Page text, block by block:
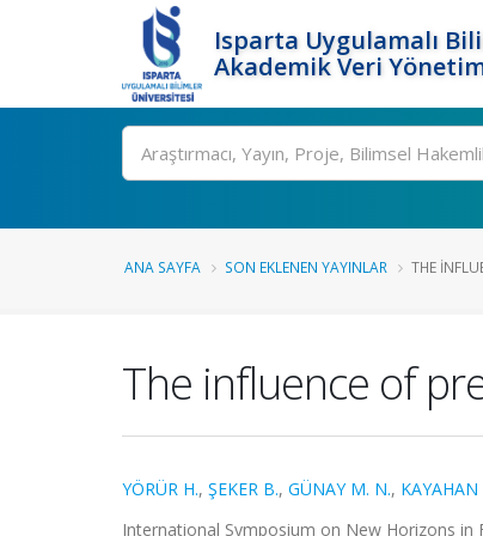
Isparta Uygulamalı
Akademik Veri
Ara
ANA SAYFA SON EKLENEN YAYINLAR THE
The influence of
YÖRÜR H., ŞEKER B., GÜNAY M. N., KAYAHAN
International Symposium on New Horizons in